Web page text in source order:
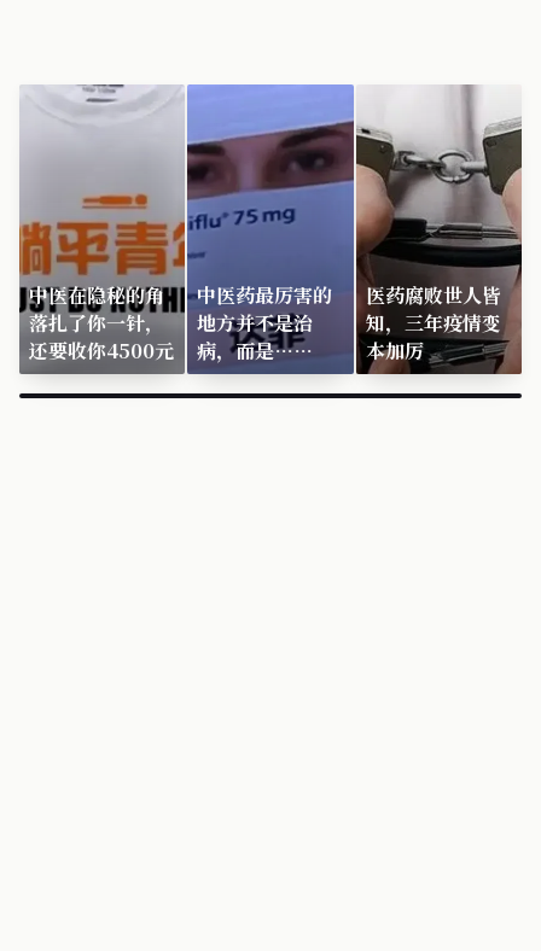
中医在隐秘的角
落扎了你一针，
还要收你4500元
中医药最厉害的
地方并不是治
病，而是……
医药腐败世人皆
知，三年疫情变
本加厉